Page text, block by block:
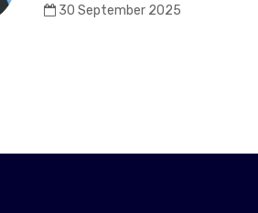
30 September 2025